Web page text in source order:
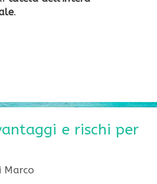
.
e rischi per
Marco